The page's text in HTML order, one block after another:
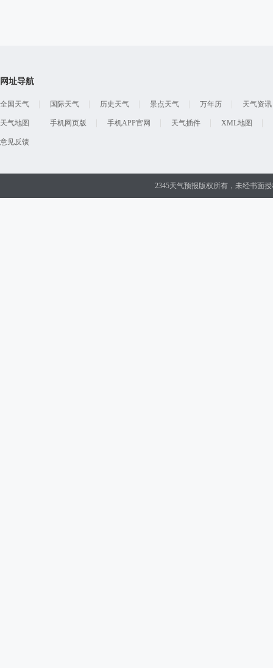
网址导航
全国天气 国际天气 历史天气 景点天气 万年历 天气资讯
天气地图 手机网页版 手机APP官网 天气插件 XML地图
意见反馈
2345天气预报版权所有，未经书面